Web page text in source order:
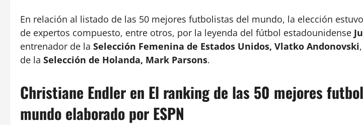
En relación al listado de las 50 mejores futbolistas del mundo, la elección
de expertos compuesto, entre otros, por la leyenda del fútbol estadounidense
entrenador de la Selección Femenina de Estados Unidos, Vlatko Andonovski
de la Selección de Holanda, Mark Parsons.
Christiane Endler en El ranking de las 50 mejores
mundo elaborado por ESPN